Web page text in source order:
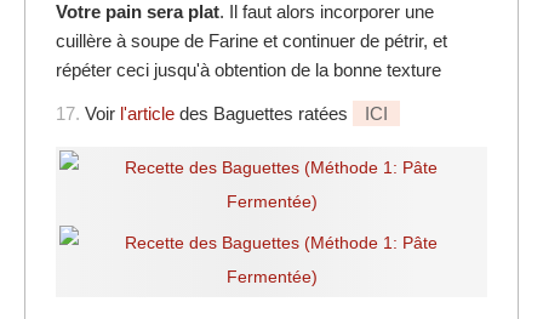
Votre pain sera plat. Il faut alors incorporer une
cuillère à soupe de Farine et continuer de pétrir, et
répéter ceci jusqu'à obtention de la bonne texture
17. Voir l'article des Baguettes ratées ICI